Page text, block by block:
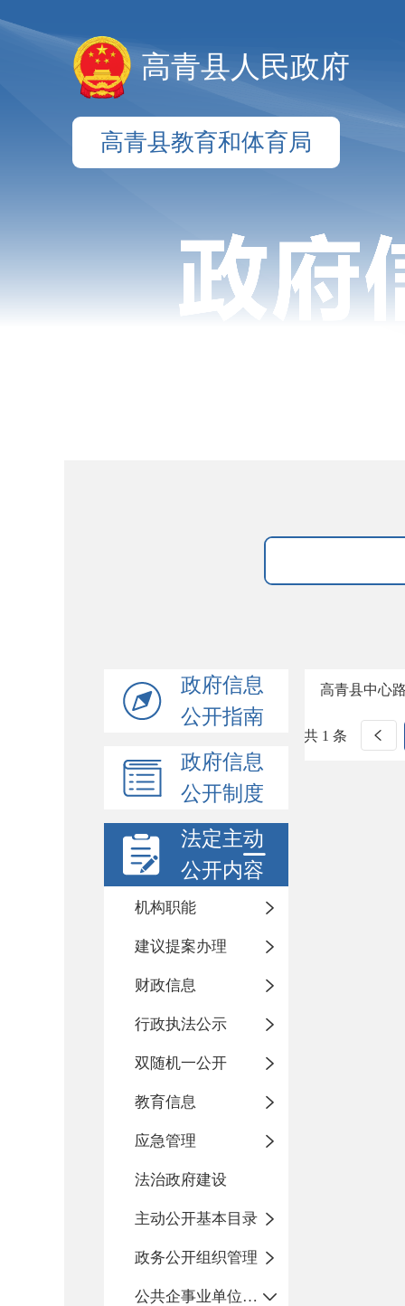
高青县人民政府
高青县教育和体育局
政府信息
公开指南
政府信息
公开制度
法定主动
公开内容
机构职能
建议提案办理
财政信息
行政执法公示
双随机一公开
教育信息
应急管理
法治政府建设
主动公开基本目录
政务公开组织管理
公共企事业单位信息公开
高青县中心
共 1 条